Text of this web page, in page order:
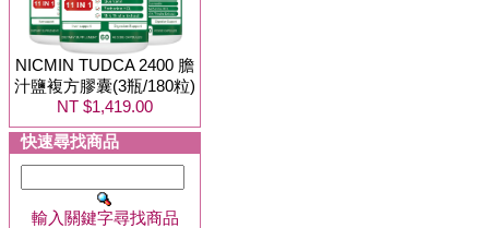
NICMIN TUDCA 2400 膽
汁鹽複方膠囊(3瓶/180粒)
NT $1,419.00
快速尋找商品
輸入關鍵字尋找商品